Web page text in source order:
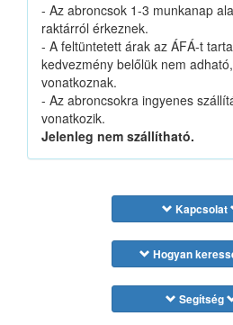
- Az abroncsok 1-3 munkanap
raktárról érkeznek.
- A feltüntetett árak az ÁFÁ-t
kedvezmény belőlük nem
vonatkoznak.
- Az abroncsokra ingyenes
vonatkozik.
Jelenleg nem szállítható.
Kapcsolat
Hogyan
Segítség